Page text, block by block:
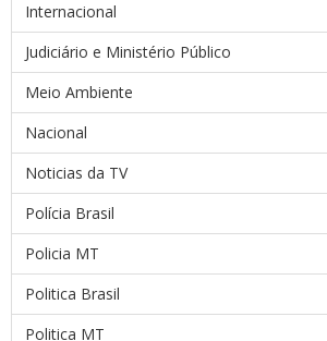
Internacional
Judiciário e Ministério Público
Meio Ambiente
Nacional
Noticias da TV
Polícia Brasil
Policia MT
Politica Brasil
Politica MT